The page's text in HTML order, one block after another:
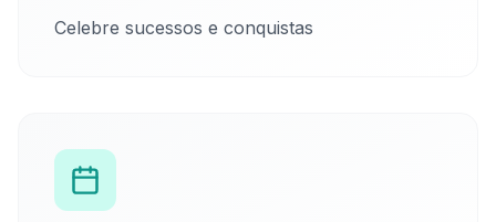
Celebre sucessos e conquistas